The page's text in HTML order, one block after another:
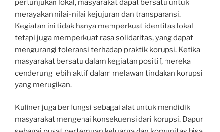
pertunjukan lokal, masyarakat dapat bersatu untuk
merayakan nilai-nilai kejujuran dan transparansi.
Kegiatan ini tidak hanya memperkuat identitas lokal
tetapi juga memperkuat rasa solidaritas, yang dapat
mengurangi toleransi terhadap praktik korupsi. Ketika
masyarakat bersatu dalam kegiatan positif, mereka
cenderung lebih aktif dalam melawan tindakan korupsi
yang merugikan.
Kuliner juga berfungsi sebagai alat untuk mendidik
masyarakat mengenai konsekuensi dari korupsi. Dapur